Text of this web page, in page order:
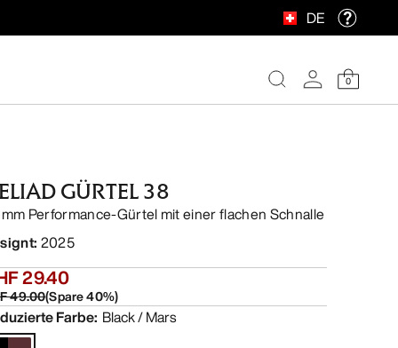
DE
0
GÜRTEL 38
Performance-Gürtel mit einer flachen Schnalle
: 2025
29.40
49.00(Spare40%)
Farbe: Black / Mars